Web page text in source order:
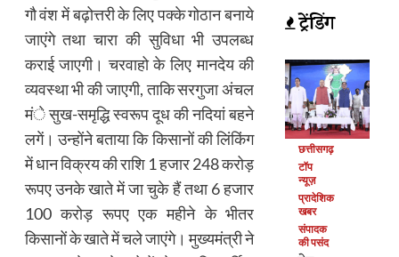
गौ वंश में बढ़ोत्तरी के लिए पक्के गोठान बनाये
जाएंगे तथा चारा की सुविधा भी उपलब्ध
कराई जाएगी। चरवाहो के लिए मानदेय की
व्यवस्था भी की जाएगी, ताकि सरगुजा अंचल
मंे सुख-समृद्धि स्वरूप दूध की नदियां बहने
लगें। उन्होंने बताया कि किसानों की लिंकिंग
में धान विक्रय की राशि 1 हजार 248 करोड़
रूपए उनके खाते में जा चुके हैं तथा 6 हजार
100 करोड़ रूपए एक महीने के भीतर
किसानों के खाते में चले जाएंगे। मुख्यमंत्री ने
ट्रेंडिंग
छत्तीसगढ़
टॉप
न्यूज़
प्रादेशिक
खबर
संपादक
की पसंद